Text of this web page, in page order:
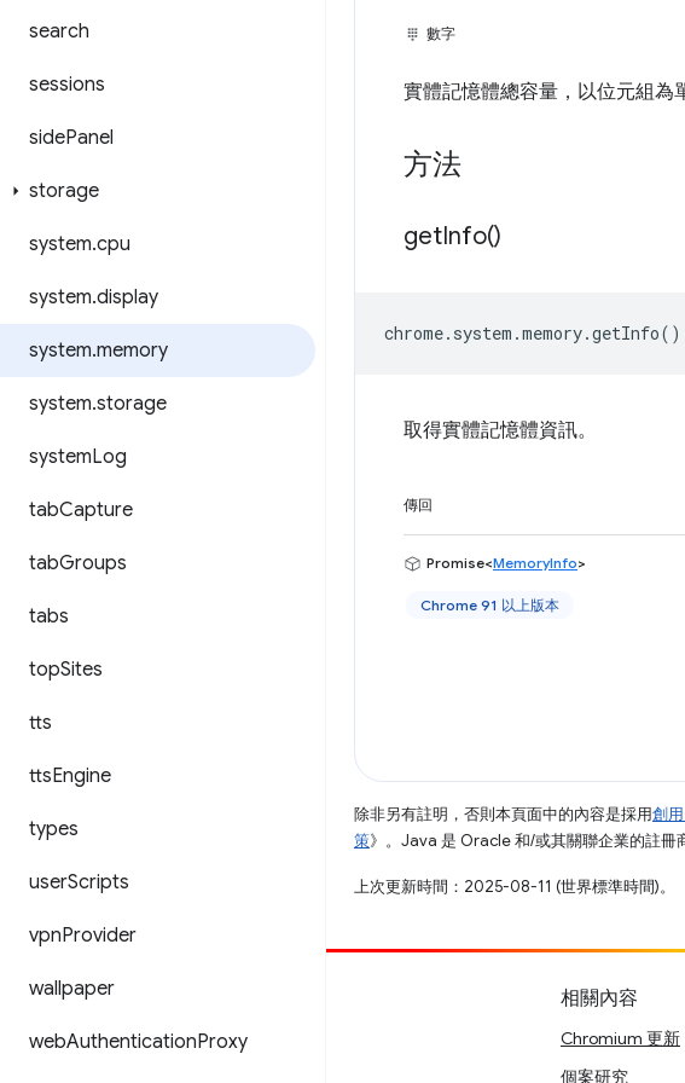
search
sessions
sidePanel
storage
system.cpu
system.display
system.memory
system.storage
systemLog
tabCapture
tabGroups
tabs
topSites
tts
ttsEngine
types
userScripts
vpnProvider
wallpaper
webAuthenticationProxy
數字
實體記憶體總容量，以位元組為
方法
getInfo()
chrome. system .memory.getInfo()
取得實體記憶體資訊。
傳回
Promise<MemoryInfo>
Chrome 91 以上版本
除非另有註明，否則本頁面中的內容是採用創
策》。Java 是 Oracle 和/或其關聯企業的註冊
上次更新時間：2025-08-11 (世界標準時間)。
提供相片
提報錯誤
相關內容
Chromium 更新
個案研究